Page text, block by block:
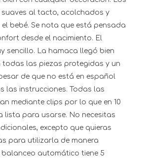
suaves al tacto, acolchados y
bebé. Se nota que está pensada
desde el nacimiento. El
sencillo. La hamaca llegó bien
todas las piezas protegidas y un
de que no está en español
las instrucciones. Todas las
mediante clips por lo que en 10
lista para usarse. No necesitas
excepto que quieras
para utilizarla de manera
balanceo automático tiene 5